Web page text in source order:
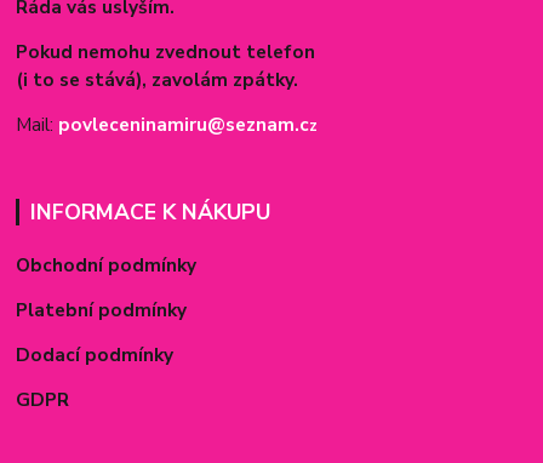
Ráda vás uslyším.
Pokud nemohu zvednout telefon
(i to se stává), zavolám zpátky.
Mail: povleceninamiru@seznam.cz
INFORMACE K NÁKUPU
Obchodní podmínky
Platební podmínky
Dodací podmínky
GDPR